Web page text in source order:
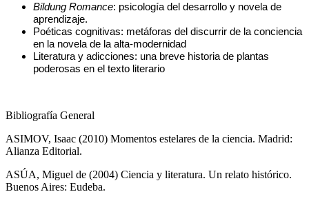
Bildung Romance: psicología del desarrollo y novela de
aprendizaje.
Poéticas cognitivas: metáforas del discurrir de la conciencia
en la novela de la alta-modernidad
Literatura y adicciones: una breve historia de plantas
poderosas en el texto literario
Bibliografía General
ASIMOV, Isaac (2010) Momentos estelares de la ciencia. Madrid:
Alianza Editorial.
ASÚA, Miguel de (2004) Ciencia y literatura. Un relato histórico.
Buenos Aires: Eudeba.